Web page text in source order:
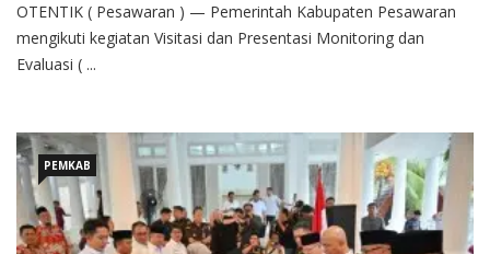
OTENTIK ( Pesawaran ) — Pemerintah Kabupaten Pesawaran
mengikuti kegiatan Visitasi dan Presentasi Monitoring dan
Evaluasi ( ...
PEMKAB